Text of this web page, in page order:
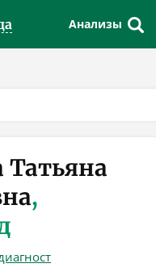
Анализы
Татьяна
,